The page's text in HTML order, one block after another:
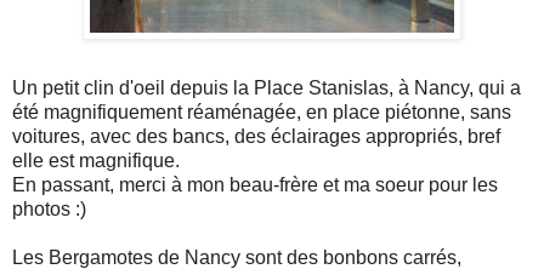
Un petit clin d'oeil depuis la Place Stanislas, à Nancy, qui a
été magnifiquement réaménagée, en place piétonne, sans
voitures, avec des bancs, des éclairages appropriés, bref
elle est magnifique.
En passant, merci à mon beau-frère et ma soeur pour les
photos :)
Les Bergamotes de Nancy sont des bonbons carrés,